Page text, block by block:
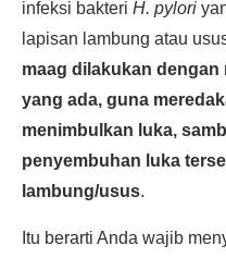
infeksi bakteri H. pylori
lapisan lambung atau
maag dilakukan
yang ada, guna
menimbulkan luka,
penyembuhan luka
lambung/usus.
Itu berarti Anda wajib